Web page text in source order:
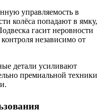
управляемость в
колёса попадают в ямку,
гасит неровности
независимо от
детали усиливают
премиальной техники